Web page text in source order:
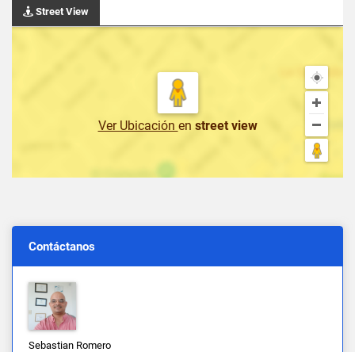
Street View
Ver Ubicación en street view
Contáctanos
Sebastian Romero